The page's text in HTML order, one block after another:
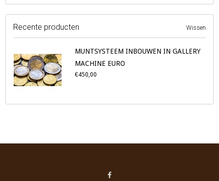
Recente producten Wissen
MUNTSYSTEEM INBOUWEN IN GALLERY
MACHINE EURO
€450,00